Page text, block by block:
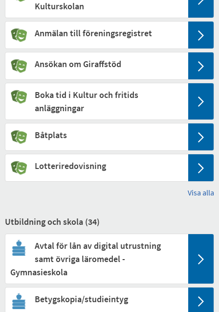
Kulturskolan
Anmälan till föreningsregistret
Ansökan om Giraffstöd
Boka tid i Kultur och fritids
anläggningar
Båtplats
Lotteriredovisning
Visa alla
Utbildning och skola (34)
Avtal för lån av digital utrustning
samt övriga läromedel -
Gymnasieskola
Betygskopia/studieintyg